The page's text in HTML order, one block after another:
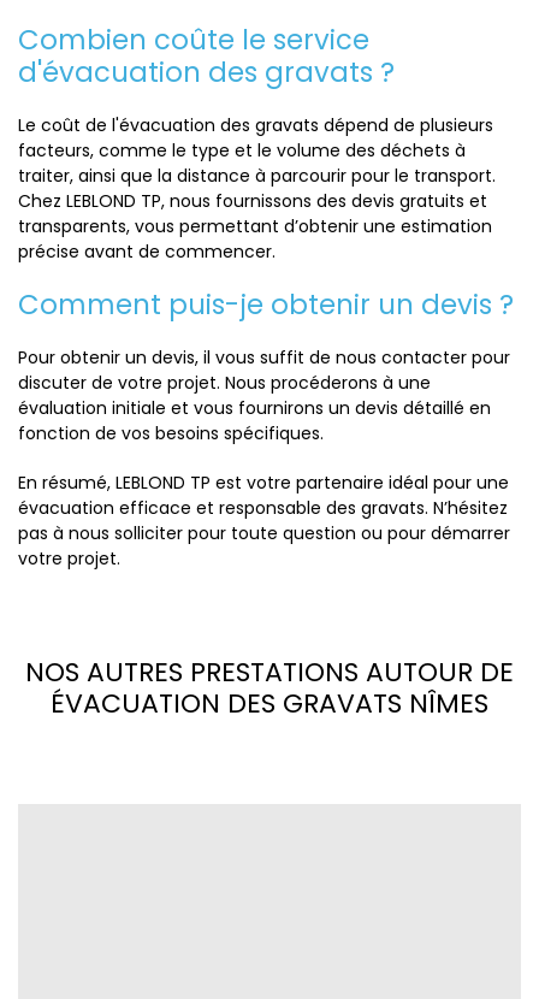
Combien coûte le service
d'évacuation des gravats ?
Le coût de l'évacuation des gravats dépend de plusieurs
facteurs, comme le type et le volume des déchets à
traiter, ainsi que la distance à parcourir pour le transport.
Chez LEBLOND TP, nous fournissons des devis gratuits et
transparents, vous permettant d’obtenir une estimation
précise avant de commencer.
Comment puis-je obtenir un devis ?
Pour obtenir un devis, il vous suffit de nous contacter pour
discuter de votre projet. Nous procéderons à une
évaluation initiale et vous fournirons un devis détaillé en
fonction de vos besoins spécifiques.
En résumé, LEBLOND TP est votre partenaire idéal pour une
évacuation efficace et responsable des gravats. N’hésitez
pas à nous solliciter pour toute question ou pour démarrer
votre projet.
NOS AUTRES PRESTATIONS AUTOUR DE
ÉVACUATION DES GRAVATS NÎMES